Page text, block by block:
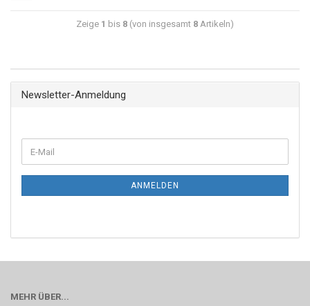
Zeige 1 bis 8 (von insgesamt 8 Artikeln)
Newsletter-Anmeldung
ANMELDEN
MEHR ÜBER...